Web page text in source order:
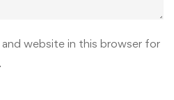
and website in this browser for